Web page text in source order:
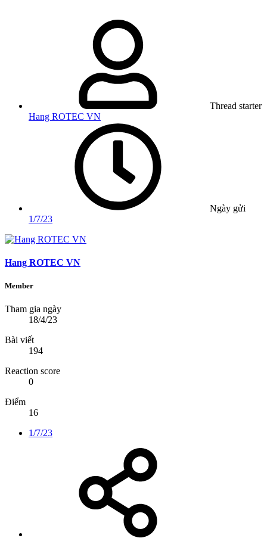
Thread starter
Hang ROTEC VN
Ngày gửi
1/7/23
Hang ROTEC VN
Member
Tham gia ngày
18/4/23
Bài viết
194
Reaction score
0
Điểm
16
1/7/23